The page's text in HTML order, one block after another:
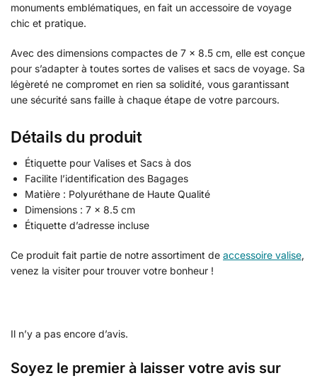
monuments emblématiques, en fait un accessoire de voyage
chic et pratique.
Avec des dimensions compactes de 7 x 8.5 cm, elle est conçue
pour s’adapter à toutes sortes de valises et sacs de voyage. Sa
légèreté ne compromet en rien sa solidité, vous garantissant
une sécurité sans faille à chaque étape de votre parcours.
Détails du produit
Étiquette pour Valises et Sacs à dos
Facilite l’identification des Bagages
Matière : Polyuréthane de Haute Qualité
Dimensions : 7 x 8.5 cm
Étiquette d’adresse incluse
Ce produit fait partie de notre assortiment de accessoire valise,
venez la visiter pour trouver votre bonheur !
Il n’y a pas encore d’avis.
Soyez le premier à laisser votre avis sur